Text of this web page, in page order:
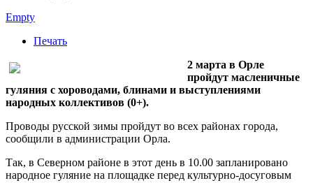
Empty
Печать
2 марта в Орле
пройдут масленичные
гуляния с хороводами, блинами и выступлениями
народных коллективов (0+).
Проводы русской зимы пройдут во всех районах города,
сообщили в администрации Орла.
Так, в Северном районе в этот день в 10.00 запланировано
народное гуляние на площадке перед культурно-досуговым